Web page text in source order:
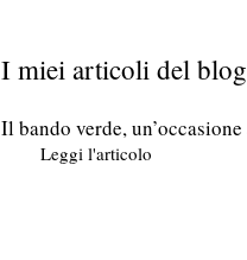
I miei articoli del blog
Il bando verde,
Leggi l'articolo